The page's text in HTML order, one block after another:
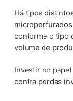
Há tipos
conforme o tipo
volume de
Investir no
contra perdas